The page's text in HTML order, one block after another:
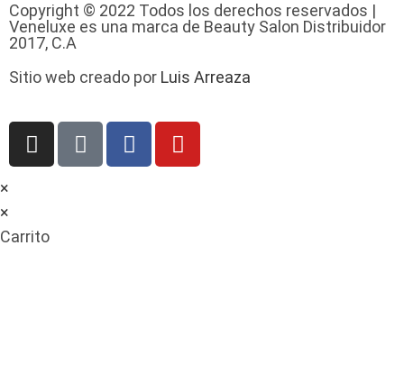
Copyright © 2022 Todos los derechos reservados |
Veneluxe es una marca de Beauty Salon Distribuidor
2017, C.A
Sitio web creado por Luis Arreaza
×
×
Carrito